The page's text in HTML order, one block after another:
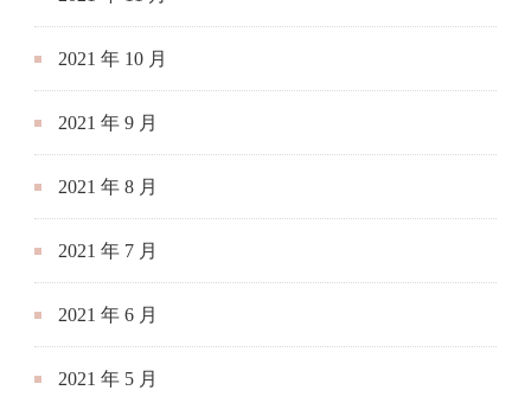
2021 年 10 月
2021 年 9 月
2021 年 8 月
2021 年 7 月
2021 年 6 月
2021 年 5 月